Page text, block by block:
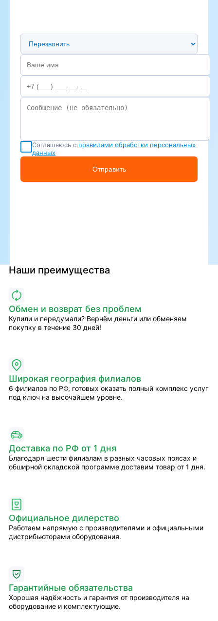
Предпочтительный способ связи
Соглашаюсь с правилами обработки персональных
данных
Отправить
Наши преимущества
Обмен и возврат без проблем
Купили и передумали? Вернём деньги или обменяем
покупку в течение 30 дней!
Широкая география филиалов
6 филиалов по РФ, готовых оказать полный комплекс услуг
под ключ на высочайшем уровне.
Доставка по РФ от 1 дня
Благодаря шести филиалам в разных часовых поясах и
обширной складской программе доставим товар от 1 дня.
Официальное дилерство
Работаем напрямую с производителями и официальными
дистрибьюторами оборудования.
Гарантийные обязательства
Хорошая надёжность и гарантия от производителя на
оборудование и комплектующие.